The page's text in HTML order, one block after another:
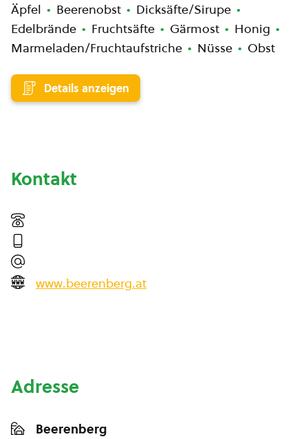
Äpfel Beerenobst
Dicksäfte/Sirupe
Edelbrände
Fruchtsäfte Gärmost
Honig
Marmeladen/Fruchtaufstriche
Nüsse Obst
Details anzeigen
Kontakt
www.beerenberg.at
Adresse
Beerenberg